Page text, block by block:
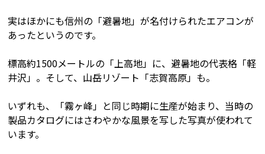
実はほかにも信州の「避暑地」が名付けられたエアコンが
あったというのです。
標高約1500メートルの「上高地」に、避暑地の代表格「軽
井沢」。そして、山岳リゾート「志賀高原」も。
いずれも、「霧ヶ峰」と同じ時期に生産が始まり、当時の
製品カタログにはさわやかな風景を写した写真が使われて
います。